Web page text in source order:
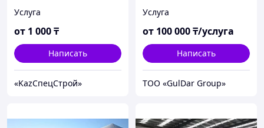
Услуга
от 1 000₸
Написать
«KazСпецСтрой»
кондиционеров
Услуга
от 100 000₸/услуга
Написать
ТОО «GulDar Group»